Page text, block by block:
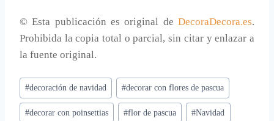
© Esta publicación es original de DecoraDecora.es.
Prohibida la copia total o parcial, sin citar y enlazar a
la fuente original.
Etiquetas
de
la
#decoración de navidad #decorar con flores de pascua
#decorar con poinsettias #flor de pascua #Navidad